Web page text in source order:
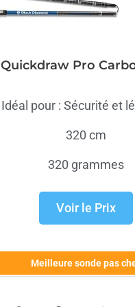
Quickdraw Pro
Idéal pour : Sécurité et
320 cm
320 grammes
Voir le Prix
Meilleure sonde pas